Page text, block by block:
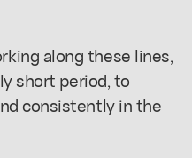
along these lines,
short period, to
consistently in the